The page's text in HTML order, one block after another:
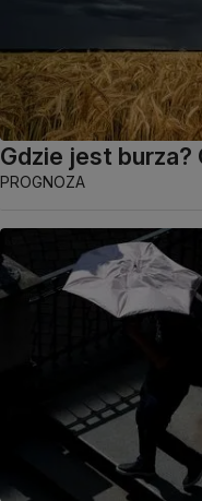
Gdzie jest burza?
PROGNOZA